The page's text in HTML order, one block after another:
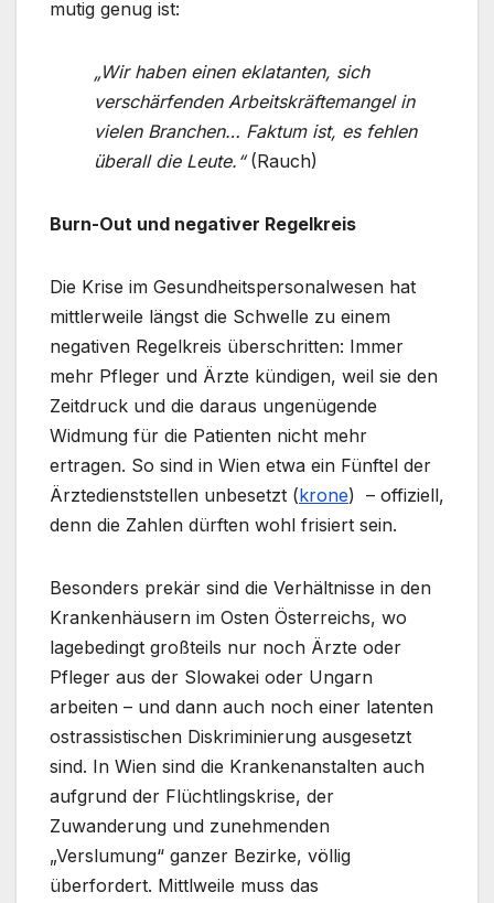
mutig genug ist:
„Wir haben einen eklatanten, sich
verschärfenden Arbeitskräftemangel in
vielen Branchen… Faktum ist, es fehlen
überall die Leute.“(Rauch)
Burn-Out und negativer Regelkreis
Die Krise im Gesundheitspersonalwesen hat
mittlerweile längst die Schwelle zu einem
negativen Regelkreis überschritten: Immer
mehr Pfleger und Ärzte kündigen, weil sie den
Zeitdruck und die daraus ungenügende
Widmung für die Patienten nicht mehr
ertragen. So sind in Wien etwa ein Fünftel der
Ärztedienststellen unbesetzt (krone) – offiziell,
denn die Zahlen dürften wohl frisiert sein.
Besonders prekär sind die Verhältnisse in den
Krankenhäusern im Osten Österreichs, wo
lagebedingt großteils nur noch Ärzte oder
Pfleger aus der Slowakei oder Ungarn
arbeiten – und dann auch noch einer latenten
ostrassistischen Diskriminierung ausgesetzt
sind. In Wien sind die Krankenanstalten auch
aufgrund der Flüchtlingskrise, der
Zuwanderung und zunehmenden
„Verslumung“ ganzer Bezirke, völlig
überfordert. Mittlweile muss das